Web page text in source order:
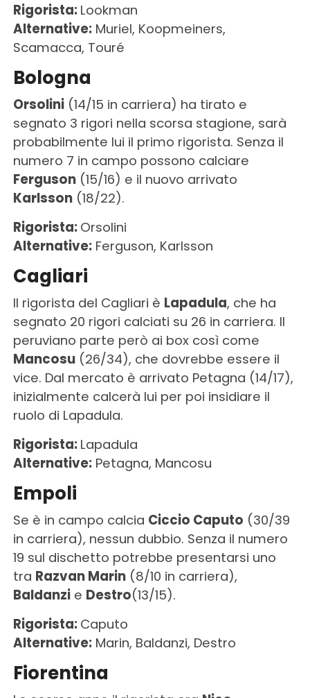
Rigorista: Lookman
Alternative:Muriel, Koopmeiners,
Scamacca, Touré
Bologna
Orsolini(14/15 in carriera) ha tirato e
segnato 3 rigori nella scorsa stagione, sarà
probabilmente lui il primo rigorista. Senza il
numero 7 in campo possono calciare
Ferguson(15/16) e il nuovo arrivato
Karlsson(18/22).
Rigorista: Orsolini
Alternative:Ferguson, Karlsson
Cagliari
Il rigorista del Cagliari è Lapadula, che ha
segnato 20 rigori calciati su 26 in carriera. Il
peruviano parte però ai box così come
Mancosu(26/34), che dovrebbe essere il
vice. Dal mercato è arrivato Petagna (14/17),
inizialmente calcerà lui per poi insidiare il
ruolo di Lapadula.
Rigorista: Lapadula
Alternative:Petagna, Mancosu
Empoli
Se è in campo calcia Ciccio Caputo (30/39
in carriera), nessun dubbio. Senza il numero
19 sul dischetto potrebbe presentarsi uno
tra Razvan Marin(8/10 in carriera),
Baldanzie Destro(13/15).
Rigorista: Caputo
Alternative:Marin, Baldanzi, Destro
Fiorentina